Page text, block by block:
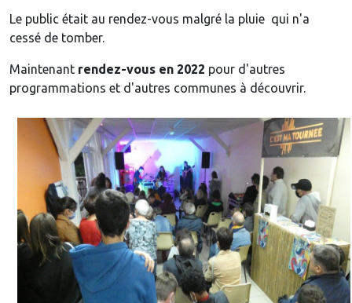
Le public était au rendez-vous malgré la pluie qui n'a
cessé de tomber.
Maintenant rendez-vous en 2022 pour d'autres
programmations et d'autres communes à découvrir.